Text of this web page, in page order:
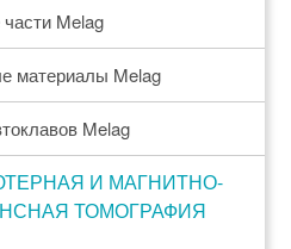
Melag
материалы Melag
Melag
И МАГНИТНО-
ТОМОГРАФИЯ